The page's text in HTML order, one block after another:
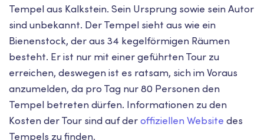
Tempel aus Kalkstein. Sein Ursprung sowie sein Autor
sind unbekannt. Der Tempel sieht aus wie ein
Bienenstock, der aus 34 kegelförmigen Räumen
besteht. Er ist nur mit einer geführten Tour zu
erreichen, deswegen ist es ratsam, sich im Voraus
anzumelden, da pro Tag nur 80 Personen den
Tempel betreten dürfen. Informationen zu den
Kosten der Tour sind auf deroffiziellen Website des
Tempels zu finden.